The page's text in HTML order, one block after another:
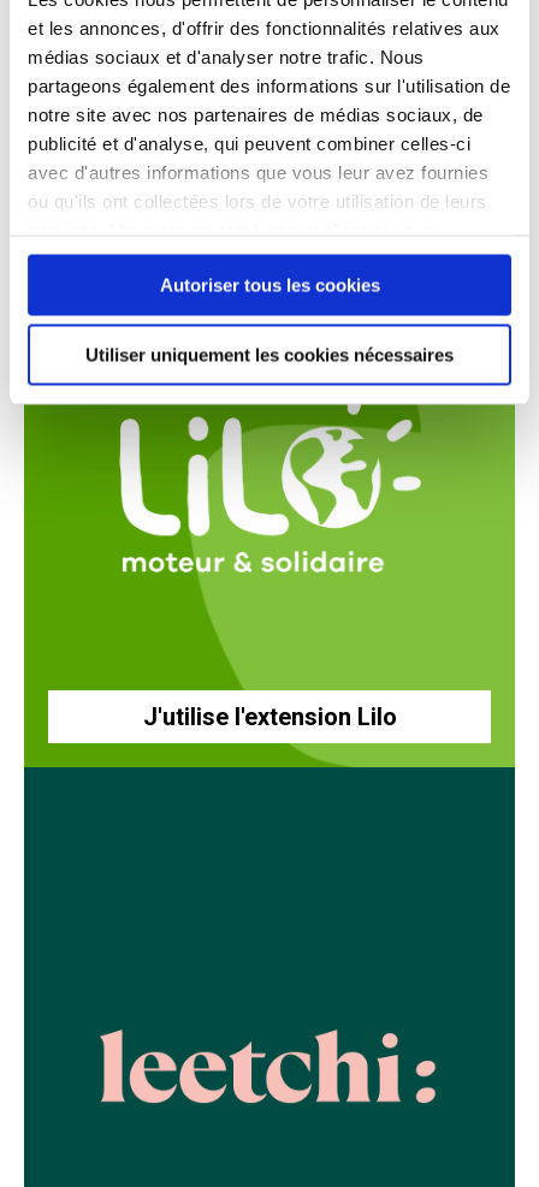
et les annonces, d'offrir des fonctionnalités relatives aux
médias sociaux et d'analyser notre trafic. Nous
partageons également des informations sur l'utilisation de
notre site avec nos partenaires de médias sociaux, de
publicité et d'analyse, qui peuvent combiner celles-ci
avec d'autres informations que vous leur avez fournies
ou qu'ils ont collectées lors de votre utilisation de leurs
continuez à utiliser notre site Web.
Autoriser tous les cookies
Utiliser uniquement les cookies nécessaires
des cagnottes solidaires au profit du
Samusocial de Paris pour chacun de vos
événements solidaires (anniversaire,
mariage, naissance, défi sportif, …).
J'utilise l'extension Lilo